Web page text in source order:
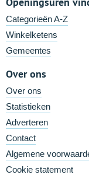
Categorieën A-Z
Winkelketens
Gemeentes
Over ons
Over ons
Statistieken
Adverteren
Contact
Algemene
Cookie statement